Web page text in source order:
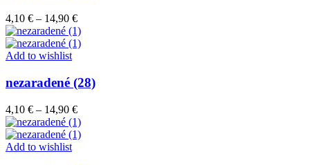
4,10 € – 14,90 €Price
range:
4,10 €
Add to wishlist
nezaradené (28)
4,10 € – 14,90 €Price
range:
4,10 €
Add to wishlist